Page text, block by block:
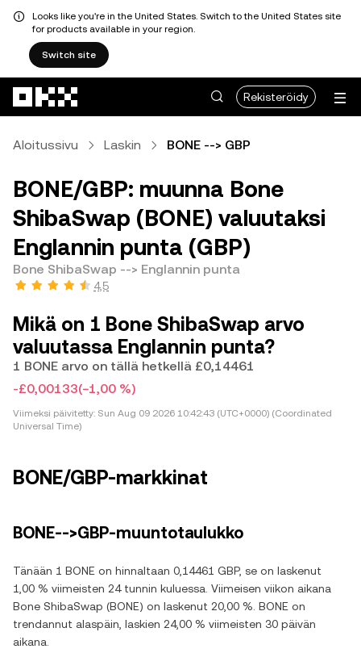
Looks like you're in the United States. Switch to the United States site
for products available in your region.
Switch site
Rekisteröidy
Aloitussivu Laskin BONE --> GBP
BONE/GBP: muunna Bone
ShibaSwap (BONE) valuutaksi
Englannin punta (GBP)
Bone ShibaSwap --> Englannin punta
4,5
Mikä on 1 Bone ShibaSwap arvo
valuutassa Englannin punta?
1 BONE arvo on tällä hetkellä £0,14461
-£0,00133(−1,00 %)
Viimeksi päivitetty: Sun Aug 09 2026 10:42:43 (UTC+0000) (Coordinated
Universal Time)
BONE/GBP-markkinat
BONE-->GBP-muuntotaulukko
Tänään 1 BONE on hinnaltaan 0,14461 GBP, se on laskenut
1,00 % viimeisten 24 tunnin kuluessa. Viimeisen viikon aikana
Bone ShibaSwap (BONE) on laskenut 20,00 %. BONE on
trendannut alaspäin, laskien 24,00 % viimeisten 30 päivän
aikana.